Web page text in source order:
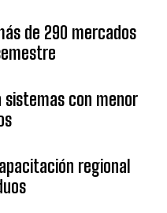
de 290 mercados
sistemas con menor
regional